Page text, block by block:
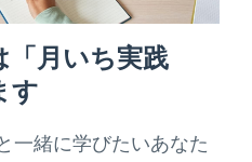
「月いち実践
す
一緒に学びたいあなた